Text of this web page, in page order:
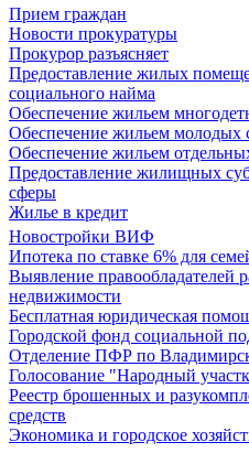
Прием граждан
Новости прокуратуры
Прокурор разъясняет
Предоставление жилых
социального найма
Обеспечение жильем
Обеспечение жильем молодых
Обеспечение жильем
Предоставление жилищных
сферы
Жилье в кредит
Новостройки ВИФ
Ипотека по ставке 6% для
Выявление правообладателей
недвижимости
Бесплатная юридическая
Городской фонд социальной
Отделение ПФР по
Голосование "Народный
Реестр брошенных и
средств
Экономика и городское